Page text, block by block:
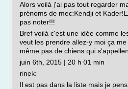
Alors voilà j'ai pas tout regarder
prénoms de mec:Kendji et
pas noter!!!
Bref voilà c'est une idée comme
veut les prendre allez-y moi ça
même pas de chiens qui
juin 6th, 2015 | 20 h 01 min
rinek:
Il est pas dans la liste mais je